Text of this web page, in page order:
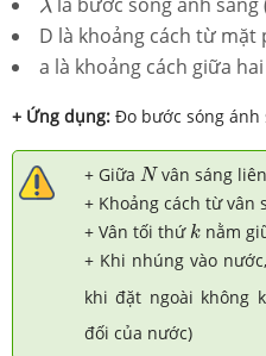
λ
D là khoảng cách từ mặt
a là khoảng cách giữa hai
+ Ứng dụng: Đo bước sóng ánh
+ Giữa N
Nvân sáng
+ Khoảng cách từ vân
+ Vân tối thứk
k nằm
+ Khi nhúng vào
khi đặt ngoài không
đối của nước)